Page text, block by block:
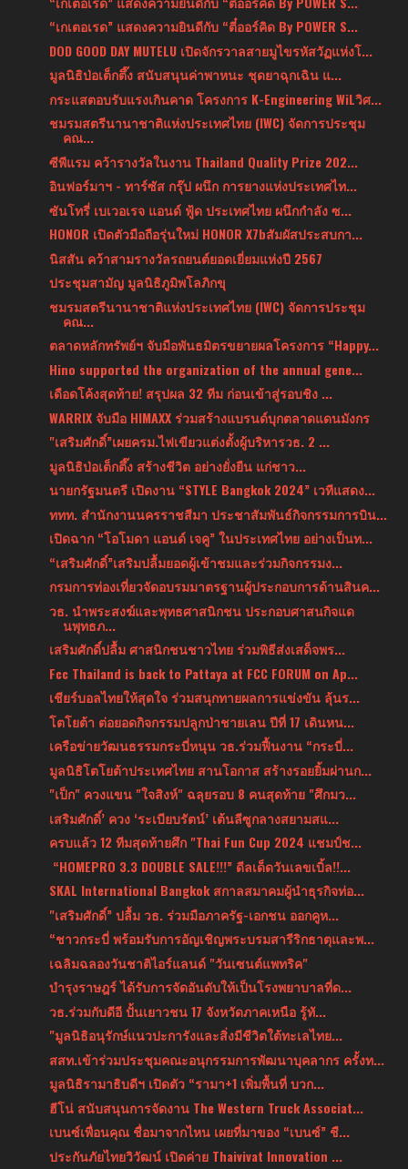
“เกเตอเรด” แสดงความยินดีกับ “ตี๋ออร์คิด By POWER S...
DOD GOOD DAY MUTELU เปิดจักรวาลสายมูไขรหัสวัฏแห่งโ...
มูลนิธิป่อเต็กตึ๊ง สนับสนุนค่าพาหนะ ชุดยาฉุกเฉิน แ...
กระแสตอบรับแรงเกินคาด โครงการ K-Engineering WiLวิศ...
ชมรมสตรีนานาชาติแห่งประเทศไทย (IWC) จัดการประชุม
คณ...
ซีพีแรม คว้ารางวัลในงาน Thailand Quality Prize 202...
อินฟอร์มาฯ - ทาร์ซัส กรุ๊ป ผนึก การยางแห่งประเทศไท...
ซันโทรี่ เบเวอเรจ แอนด์ ฟู้ด ประเทศไทย ผนึกกำลัง ซ...
HONOR เปิดตัวมือถือรุ่นใหม่ HONOR X7bสัมผัสประสบกา...
นิสสัน คว้าสามรางวัลรถยนต์ยอดเยี่ยมแห่งปี 2567
ประชุมสามัญ มูลนิธิภูมิพโลภิกขุ
ชมรมสตรีนานาชาติแห่งประเทศไทย (IWC) จัดการประชุม
คณ...
ตลาดหลักทรัพย์ฯ จับมือพันธมิตรขยายผลโครงการ “Happy...
Hino supported the organization of the annual gene...
เดือดโค้งสุดท้าย! สรุปผล 32 ทีม ก่อนเข้าสู่รอบชิง ...
WARRIX จับมือ HIMAXX ร่วมสร้างแบรนด์บุกตลาดแดนมังกร
"เสริมศักดิ์”เผยครม.ไฟเขียวแต่งตั้งผู้บริหารวธ. 2 ...
มูลนิธิป่อเต็กตึ๊ง สร้างชีวิต อย่างยั่งยืน แก่ชาว...
นายกรัฐมนตรี เปิดงาน “STYLE Bangkok 2024” เวทีแสดง...
ททท. สำนักงานนครราชสีมา ประชาสัมพันธ์กิจกรรมการบิน...
เปิดฉาก “โอโมดา แอนด์ เจคู” ในประเทศไทย อย่างเป็นท...
“เสริมศักดิ์”เสริมปลื้มยอดผู้เข้าชมและร่วมกิจกรรมง...
กรมการท่องเที่ยวจัดอบรมมาตรฐานผู้ประกอบการด้านสินค...
วธ. นำพระสงฆ์และพุทธศาสนิกชน ประกอบศาสนกิจแด
นพุทธภ...
เสริมศักดิ์ปลื้ม ศาสนิกชนชาวไทย ร่วมพิธีส่งเสด็จพร...
Fcc Thailand is back to Pattaya at FCC FORUM on Ap...
เชียร์บอลไทยให้สุดใจ ร่วมสนุกทายผลการแข่งขัน ลุ้นร...
โตโยต้า ต่อยอดกิจกรรมปลูกป่าชายเลน ปีที่ 17 เดินหน...
เครือข่ายวัฒนธรรมกระบี่หนุน วธ.ร่วมฟื้นงาน “กระบี่...
มูลนิธิโตโยต้าประเทศไทย สานโอกาส สร้างรอยยิ้มผ่านก...
"เป็ก" ควงแขน "ใจสิงห์" ฉลุยรอบ 8 คนสุดท้าย "ศึกมว...
เสริมศักดิ์’ ควง ‘ระเบียบรัตน์’ เต้นลีซูกลางสยามสแ...
ครบแล้ว 12 ทีมสุดท้ายศึก "Thai Fun Cup 2024 แชมป์ช...
“HOMEPRO 3.3 DOUBLE SALE!!!” ดีลเด็ดวันเลขเบิ้ล!!...
SKAL International Bangkok สกาลสมาคมผู้นำธุรกิจท่อ...
"เสริมศักดิ์” ปลื้ม วธ. ร่วมมือภาครัฐ-เอกชน ออกคูห...
“ชาวกระบี่ พร้อมรับการอัญเชิญพระบรมสารีริกธาตุและพ...
เฉลิมฉลองวันชาติไอร์แลนด์ "วันเซนต์แพทริค"
บำรุงราษฎร์ ได้รับการจัดอันดับให้เป็นโรงพยาบาลที่ด...
วธ.ร่วมกับดีอี ปั้นเยาวชน 17 จังหวัดภาคเหนือ รู้ทั...
"มูลนิธิอนุรักษ์แนวปะการังและสิ่งมีชีวิตใต้ทะเลไทย...
สสท.เข้าร่วมประชุมคณะอนุกรรมการพัฒนาบุคลากร ครั้งท...
มูลนิธิรามาธิบดีฯ เปิดตัว “รามา+1 เพิ่มพื้นที่ บวก...
ฮีโน่ สนับสนุนการจัดงาน The Western Truck Associat...
เบนซ์เพื่อนคุณ ชื่อมาจากไหน เผยที่มาของ “เบนซ์” ชื...
ประกันภัยไทยวิวัฒน์ เปิดค่าย Thaivivat Innovation ...